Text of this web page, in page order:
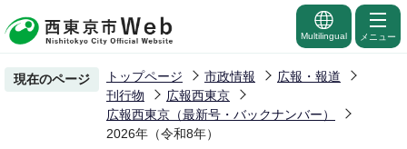
の
ー
Multilingual メニュー
現在のページ トップページ 市政情報
広報・報道
刊行物
広報西東京
広報西東京（最新号・バックナンバー）
2026年（令和8年）